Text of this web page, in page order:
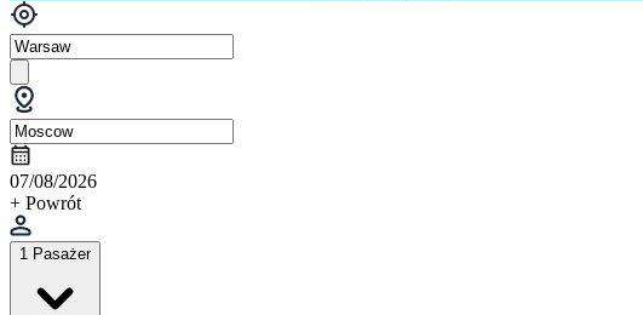
07/08/2026
+ Powrót
1 Pasażer